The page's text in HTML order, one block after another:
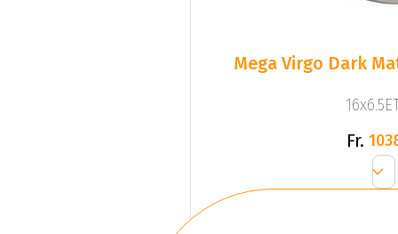
Mega Virgo Dark
Fr.